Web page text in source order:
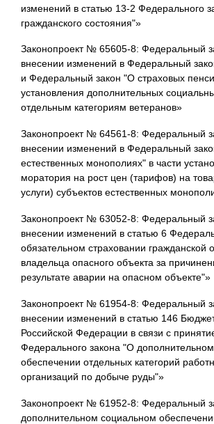
изменений в статью 13-2 Федерального
гражданского состояния"»
Законопроект № 65605-8: Федеральный
внесении изменений в Федеральный
и Федеральный закон "О страховых
установления дополнительных
отдельным категориям ветеранов»
Законопроект № 64561-8: Федеральный
внесении изменений в Федеральный
естественных монополиях" в части
моратория на рост цен (тарифов) на
услуги) субъектов естественных
Законопроект № 63052-8: Федеральный
внесении изменений в статью 6
обязательном страховании гражданской
владельца опасного объекта за
результате аварии на опасном объекте"»
Законопроект № 61954-8: Федеральный
внесении изменений в статью 146
Российской Федерации в связи с
Федерального закона "О
обеспечении отдельных категорий
организаций по добыче руды"»
Законопроект № 61952-8: Федеральный
дополнительном социальном